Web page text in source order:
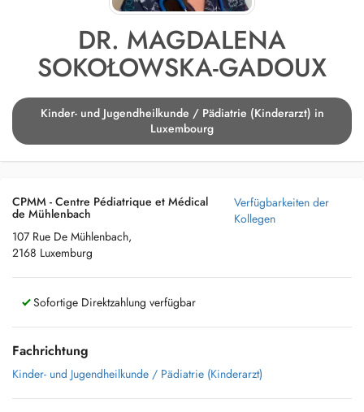
DR. MAGDALENA
SOKOŁOWSKA-GADOUX
Kinder- und Jugendheilkunde / Pädiatrie (Kinderarzt) in
Luxembourg
CPMM - Centre Pédiatrique et Médical
de Mühlenbach
107 Rue De Mühlenbach,
2168 Luxemburg
Verfügbarkeiten der
Kollegen
Sofortige Direktzahlung verfügbar
Fachrichtung
Kinder- und Jugendheilkunde / Pädiatrie (Kinderarzt)